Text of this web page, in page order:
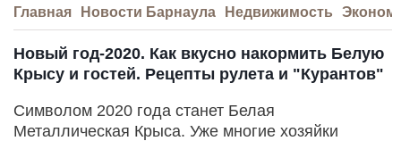
Главная Новости Барнаула Недвижимость
Новый год-2020. Как вкусно накормить Белую
Крысу и гостей. Рецепты рулета и "Курантов"
Символом 2020 года станет Белая
Металлическая Крыса. Уже многие хозяйки